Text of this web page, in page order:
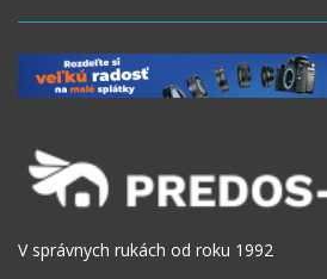
V správnych rukách od roku 1992